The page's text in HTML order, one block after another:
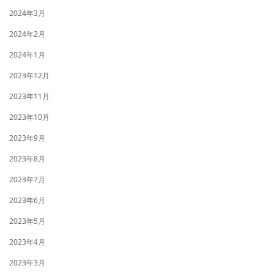
2024年3月
2024年2月
2024年1月
2023年12月
2023年11月
2023年10月
2023年9月
2023年8月
2023年7月
2023年6月
2023年5月
2023年4月
2023年3月